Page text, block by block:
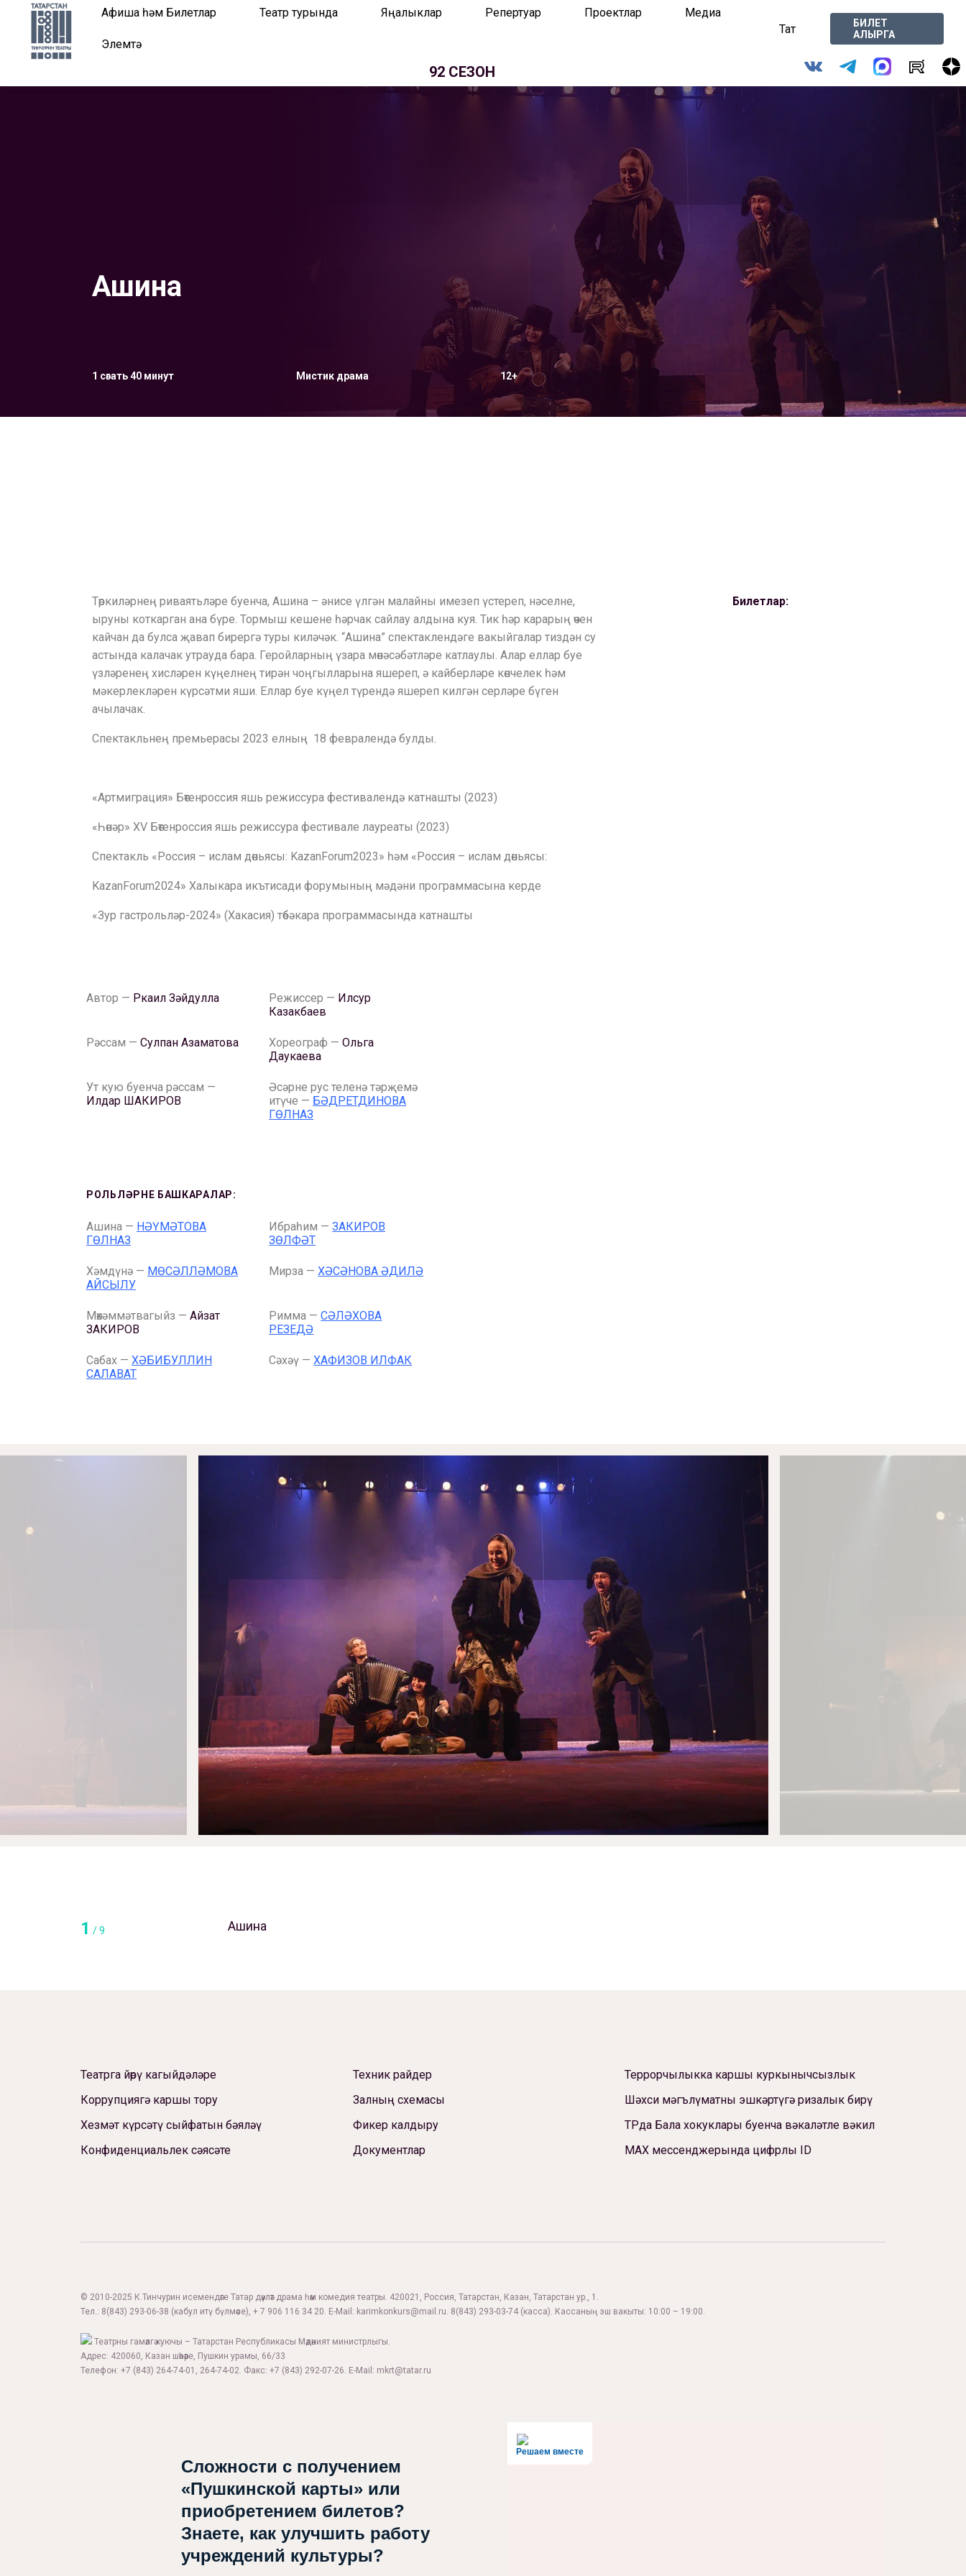
Афиша һәм Билетлар Театр турында Яңалыклар Репертуар Проектлар Медиа
Элемтә
Тат
БИЛЕТ
АЛЫРГА
92 СЕЗОН
Ашина
1 сәгать 40 минут Мистик драма 12+
Төркиләрнең риваятьләре буенча, Ашина – әнисе үлгән малайны имезеп үстереп, нәселне,
ыруны коткарган ана бүре. Тормыш кешене һәрчак сайлау алдына куя. Тик һәр карарың өчен
кайчан да булса җавап бирергә туры киләчәк. “Ашина” спектаклендәге вакыйгалар тиздән су
астында калачак утрауда бара. Геройларның үзара мөнәсәбәтләре катлаулы. Алар еллар буе
үзләренең хисләрен күңелнең тирән чоңгылларына яшереп, ә кайберләре көнчелек һәм
мәкерлекләрен күрсәтми яши. Еллар буе күңел түрендә яшереп килгән серләре бүген
ачылачак.
Спектакльнең премьерасы 2023 елның 18 февралендә булды.
«Артмиграция» Бөтенроссия яшь режиссура фестивалендә катнашты (2023)
«Һөнәр» XV Бөтенроссия яшь режиссура фестивале лауреаты (2023)
Спектакль «Россия – ислам дөньясы: KazanForum2023» һәм «Россия – ислам дөньясы:
KazanForum2024» Халыкара икътисади форумының мәдәни программасына керде
«Зур гастрольләр-2024» (Хакасия) төбәкара программасында катнашты
Автор — Ркаил Зәйдулла Режиссер — Илсур
Казакбаев
Рәссам — Сулпан Азаматова Хореограф —Ольга
Даукаева
Ут кую буенча рәссам —
Илдар ШАКИРОВ
Әсәрне рус теленә тәрҗемә
итүче — БӘДРЕТДИНОВА
ГӨЛНАЗ
РОЛЬЛӘРНЕ БАШКАРАЛАР:
Ашина — НӘҮМӘТОВА
ГӨЛНАЗ
Ибраһим —ЗАКИРОВ
ЗӨЛФӘТ
Хәмдүнә — МӨСӘЛЛӘМОВА
АЙСЫЛУ
Мирза —ХӘСӘНОВА ӘДИЛӘ
Мөхәммәтвагыйз — Айзат
ЗАКИРОВ
Римма —СӘЛӘХОВА
РЕЗЕДӘ
Сабах — ХӘБИБУЛЛИН
САЛАВАТ
Сәхәү —ХАФИЗОВ ИЛФАК
Билетлар:
1 /9 Ашина
Театрга йөрү кагыйдәләре
Коррупциягә каршы тору
Хезмәт күрсәтү сыйфатын бәяләү
Конфиденциальлек сәясәте
Техник райдер
Залның схемасы
Фикер калдыру
Документлар
Террорчылыкка каршы куркынычсызлык
Шәхси мәгълүматны эшкәртүгә ризалык бирү
ТРда Бала хокуклары буенча вәкаләтле вәкил
МАХ мессенджерында цифрлы ID
© 2010-2025 К.Тинчурин исемендәге Татар дәүләт драма һәм комедия театры. 420021, Россия, Татарстан, Казан, Татарстан ур., 1.
Тел.: 8(843) 293-06-38 (кабул итү бүлмәсе), + 7 906 116 34 20. E-Mail: karimkonkurs@mail.ru. 8(843) 293-03-74 (касса). Кассаның эш вакыты: 10:00 – 19:00.
Театрны гамәлгә куючы – Татарстан Республикасы Мәдәният министрлыгы.
Адрес: 420060, Казан шәһәре, Пушкин урамы, 66/33
Телефон: +7 (843) 264-74-01, 264-74-02. Факс: +7 (843) 292-07-26. E-Mail: mkrt@tatar.ru
Решаем вместе
Сложности с получением
«Пушкинской карты» или
приобретением билетов?
Знаете, как улучшить работу
учреждений культуры?